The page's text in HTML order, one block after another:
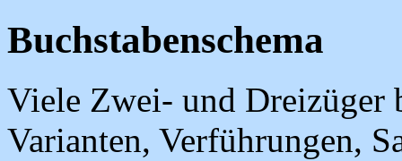
Buchstabenschema
Viele Zwei- und Dreizüger
Varianten, Verführungen,